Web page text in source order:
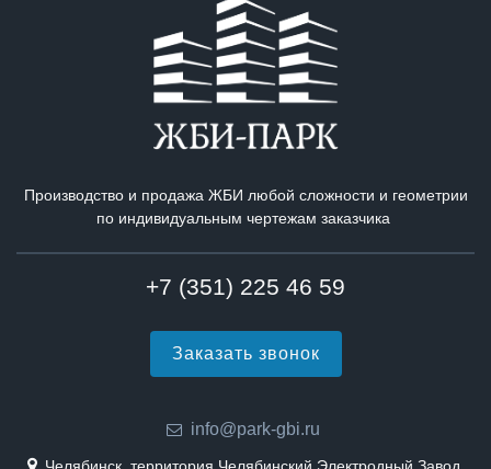
Производство и продажа ЖБИ любой сложности и геометрии
по индивидуальным чертежам заказчика
+7 (351) 225 46 59
Заказать звонок
info@park-gbi.ru
Челябинск, территория Челябинский Электродный Завод,